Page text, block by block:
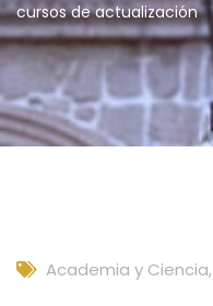
cursos de actualización
Academia y Ciencia,